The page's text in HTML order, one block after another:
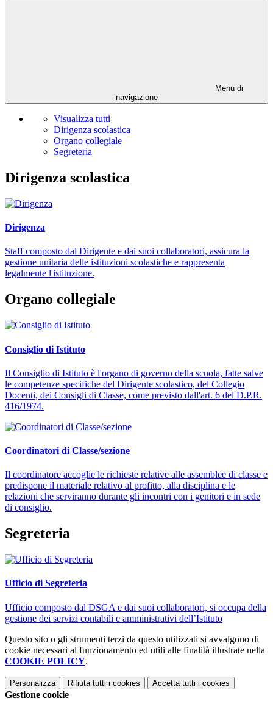
Menu di
navigazione
Visualizza tutti
Dirigenza scolastica
Organo collegiale
Segreteria
Dirigenza scolastica
Dirigenza
Staff composto dal Dirigente e dai suoi collaboratori, assicura la
gestione unitaria delle istituzioni scolastiche e rappresenta
legalmente l'istituzione.
Organo collegiale
Consiglio di Istituto
Il Consiglio di Istituto è l'organo di governo della scuola, fatte salve
le competenze specifiche del Dirigente scolastico, del Collegio
Docenti, dei Consigli di Classe, come previsto dall'art. 6 del D.P.R.
416/1974.
Coordinatori di Classe/sezione
Il coordinatore accoglie le richieste relative alle assemblee di classe e
predispone il materiale relativo al profitto, alla disciplina e le
relazioni che serviranno durante gli incontri con i genitori e in sede
di consiglio.
Segreteria
Ufficio di Segreteria
Ufficio composto dal DSGA e dai suoi collaboratori, si occupa della
gestione dei servizi contabili e amministrativi dell’Istituto
Questo sito o gli strumenti terzi da questo utilizzati si avvalgono di
cookie necessari al funzionamento ed utili alle finalità illustrate nella
COOKIE POLICY.
Personalizza Rifiuta tutti i cookies Accetta tutti i cookies
Gestione cookie